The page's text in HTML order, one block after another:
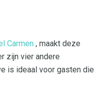
Carmen , maakt deze
zijn vier andere
is ideaal voor gasten die